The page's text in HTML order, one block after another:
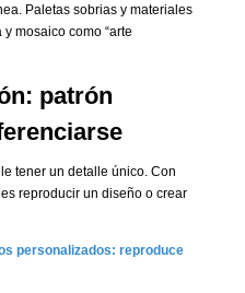
Paletas sobrias y materiales
mosaico como “arte
patrón
tener un detalle único. Con
reproducir un diseño o crear
personalizados: reproduce